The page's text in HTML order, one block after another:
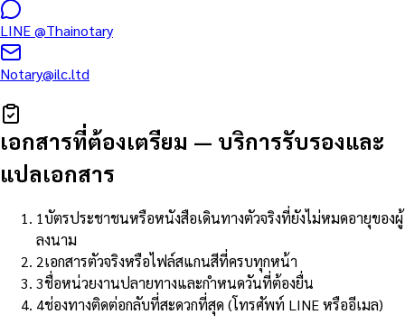
LINE@Thainotary
Notary@ilc.ltd
เอกสารที่ต้องเตรียม — บริการรับรองและ
แปลเอกสาร
1บัตรประชาชนหรือหนังสือเดินทางตัวจริงที่ยังไม่หมดอายุของผู้
ลงนาม
2เอกสารตัวจริงหรือไฟล์สแกนสีที่ครบทุกหน้า
3ชื่อหน่วยงานปลายทางและกำหนดวันที่ต้องยื่น
4ช่องทางติดต่อกลับที่สะดวกที่สุด (โทรศัพท์ LINE หรืออีเมล)